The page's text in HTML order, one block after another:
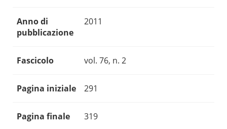
Anno di
pubblicazione
2011
Fascicolo vol. 76, n. 2
Pagina iniziale 291
Pagina finale 319